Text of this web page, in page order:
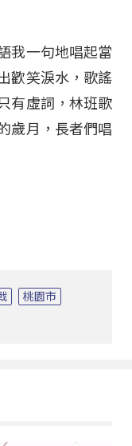
我一句地唱起當
歡笑淚水，歌謠
有虛詞，林班歌
歲月，長者們唱
桃園市